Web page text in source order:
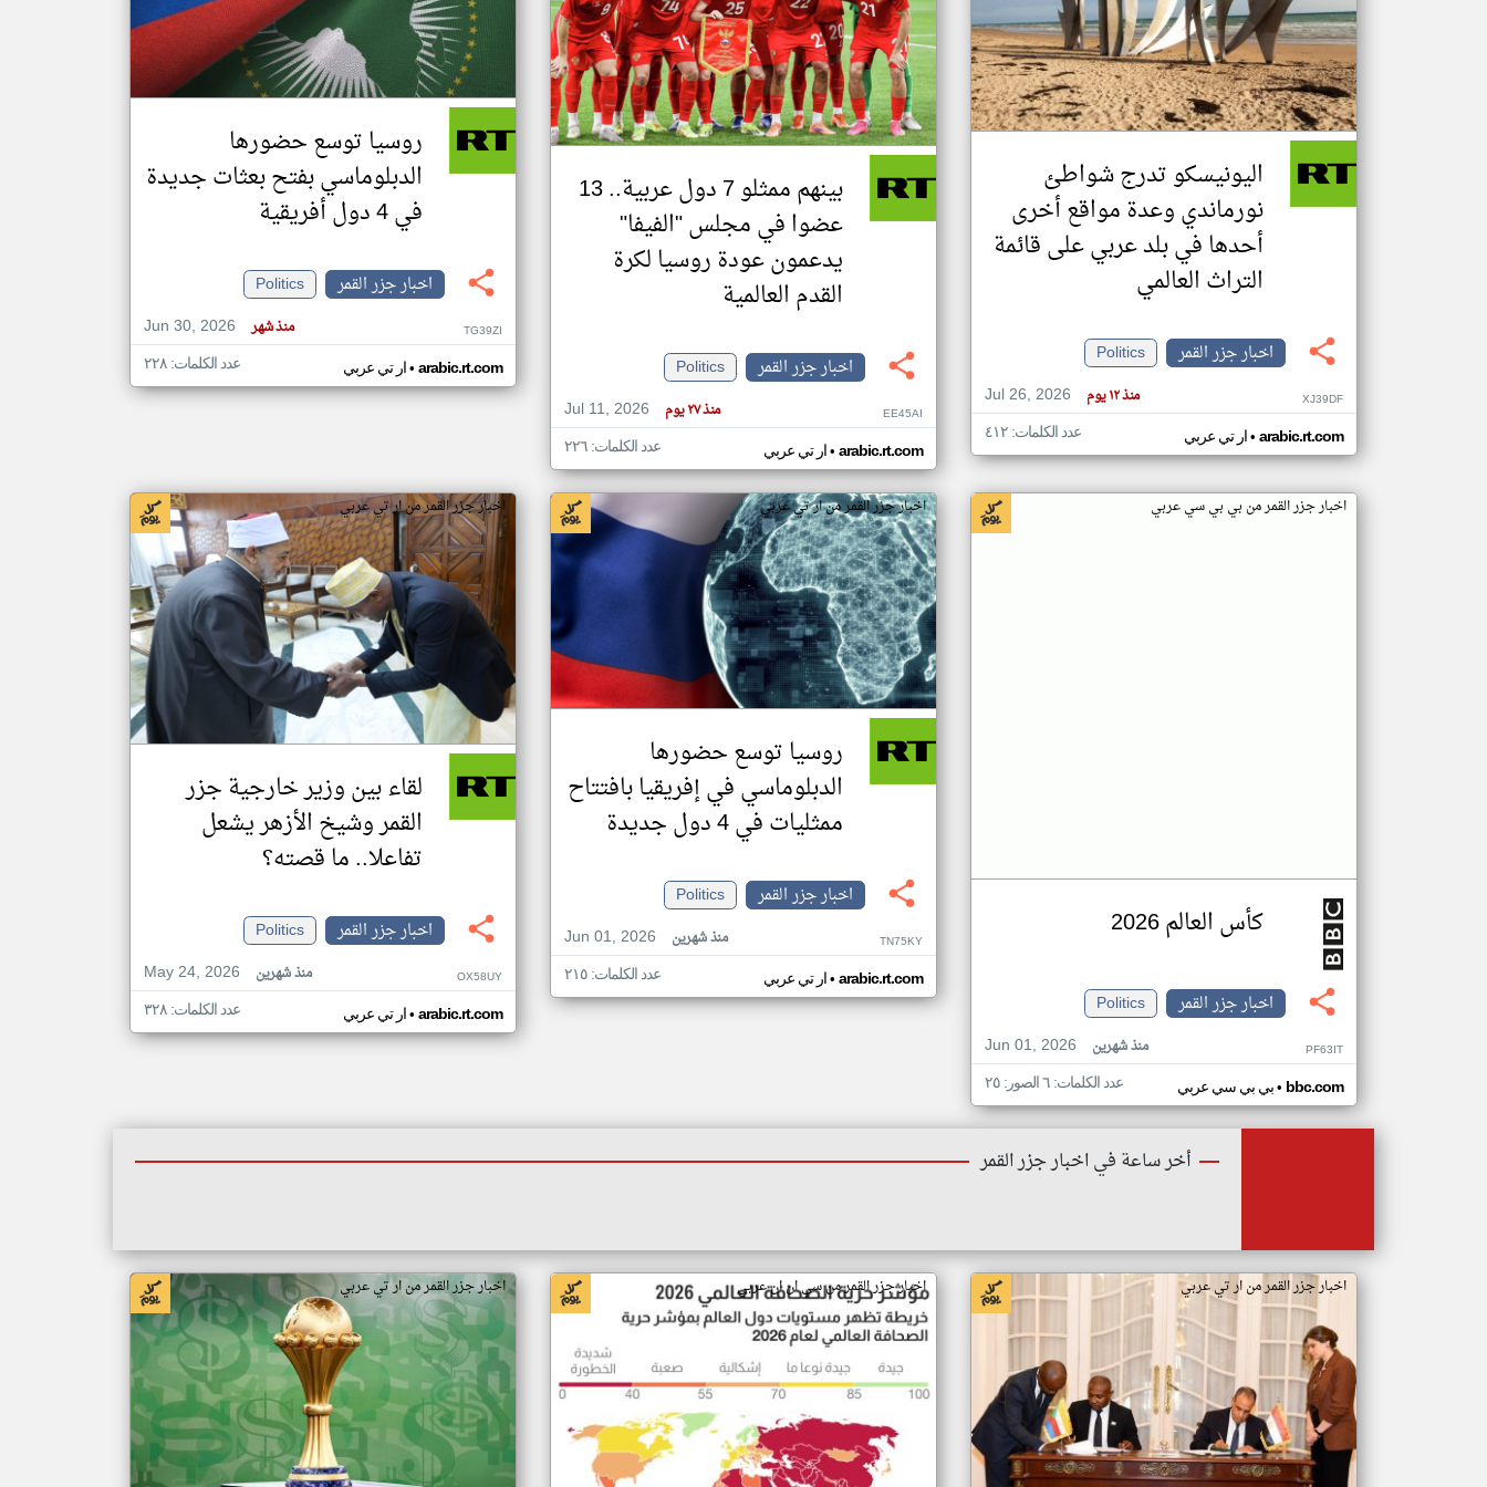
تغيير الدولة
اخبار جزر القمر على مدار الساعة
أهم اخبار جزر القمر العاجلة والمباشرة
اليونيسكو تدرج شواطئ
نورماندي وعدة مواقع أخرى
أحدها في بلد عربي على قائمة
التراث العالمي
اخبار جزر القمر
Politics
Jul 26, 2026
منذ ١٢ يوم XJ39DF
ار تي عربي• arabic.rt.com عدد الكلمات: ٤١٢
بينهم ممثلو 7 دول عربية.. 13
عضوا في مجلس "الفيفا"
يدعمون عودة روسيا لكرة
القدم العالمية
اخبار جزر القمر
Politics
Jul 11, 2026
منذ ٢٧ يوم EE45AI
ار تي عربي• arabic.rt.com عدد الكلمات: ٢٢٦
روسيا توسع حضورها
الدبلوماسي بفتح بعثات جديدة
في 4 دول أفريقية
اخبار جزر القمر
Politics
Jun 30, 2026
منذ شهر TG39ZI
ار تي عربي• arabic.rt.com عدد الكلمات: ٢٢٨
اخبار جزر القمر من بي بي سي عربي
كأس العالم 2026
اخبار جزر القمر
Politics
Jun 01, 2026
منذ شهرين PF63IT
بي بي سي عربي• bbc.com عدد الكلمات: ٦ الصور: ٢٥
اخبار جزر القمر من ار تي عربي
روسيا توسع حضورها
الدبلوماسي في إفريقيا بافتتاح
ممثليات في 4 دول جديدة
اخبار جزر القمر
Politics
Jun 01, 2026
منذ شهرين TN75KY
ار تي عربي• arabic.rt.com عدد الكلمات: ٢١٥
اخبار جزر القمر من ار تي عربي
لقاء بين وزير خارجية جزر
القمر وشيخ الأزهر يشعل
تفاعلا.. ما قصته؟
اخبار جزر القمر
Politics
May 24, 2026
منذ شهرين OX58UY
ار تي عربي• arabic.rt.com عدد الكلمات: ٣٢٨
أخر ساعة في اخبار جزر القمر
اخبار جزر القمر من ار تي عربي اخبار جزر القمر من سي ان ان عربي اخبار جزر القمر من ار تي عربي
klyoum.com